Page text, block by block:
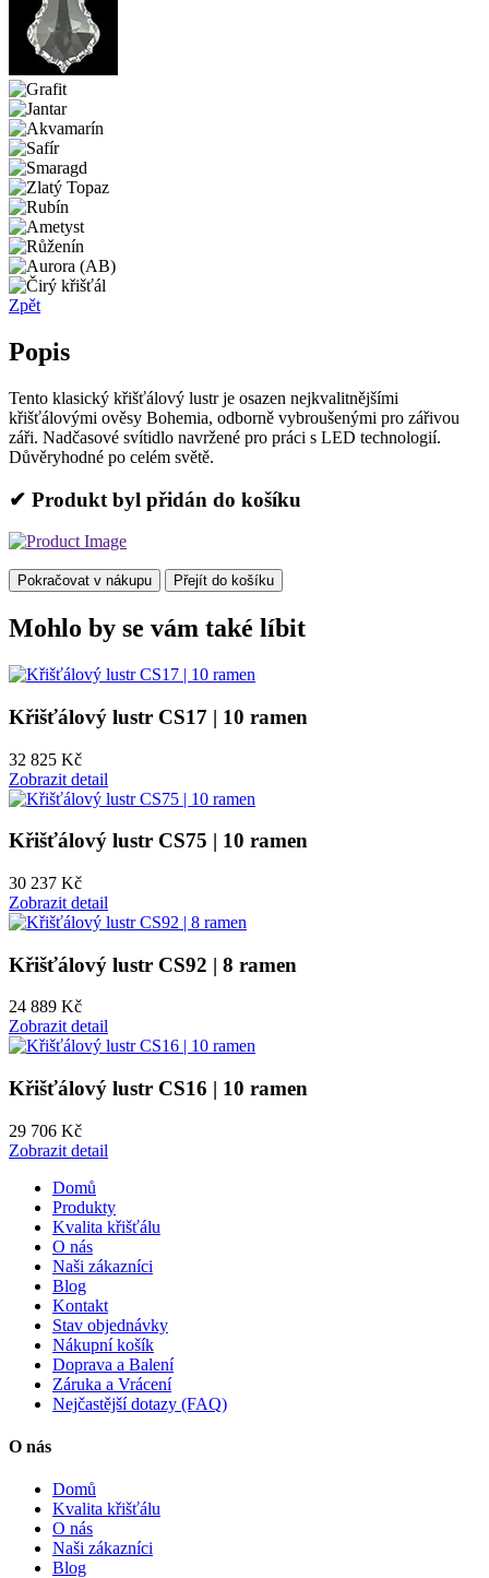
Zpět
Popis
Tento klasický křišťálový lustr je osazen nejkvalitnějšími
křišťálovými ověsy Bohemia, odborně vybroušenými pro zářivou
záři. Nadčasové svítidlo navržené pro práci s LED technologií.
Důvěryhodné po celém světě.
✔ Produkt byl přidán do košíku
Pokračovat v nákupu Přejít do košíku
Mohlo by se vám také líbit
Křišťálový lustr CS17 | 10 ramen
32 825 Kč
Zobrazit detail
Křišťálový lustr CS75 | 10 ramen
30 237 Kč
Zobrazit detail
Křišťálový lustr CS92 | 8 ramen
24 889 Kč
Zobrazit detail
Křišťálový lustr CS16 | 10 ramen
29 706 Kč
Zobrazit detail
Domů
Produkty
Kvalita křišťálu
O nás
Naši zákazníci
Blog
Kontakt
Stav objednávky
Nákupní košík
Doprava a Balení
Záruka a Vrácení
Nejčastější dotazy (FAQ)
O nás
Domů
Kvalita křišťálu
O nás
Naši zákazníci
Blog